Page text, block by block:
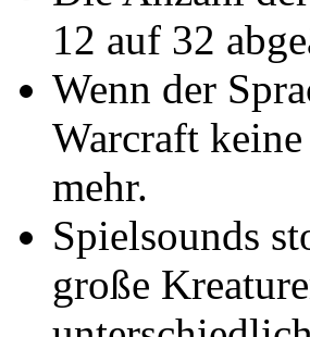
12 auf 32
Wenn der
Warcraft
mehr.
Spielsounds
große